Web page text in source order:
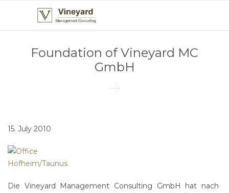
Foundation of Vineyard MC
GmbH

15. July 2010
Die Vineyard Management Consulting GmbH hat nach